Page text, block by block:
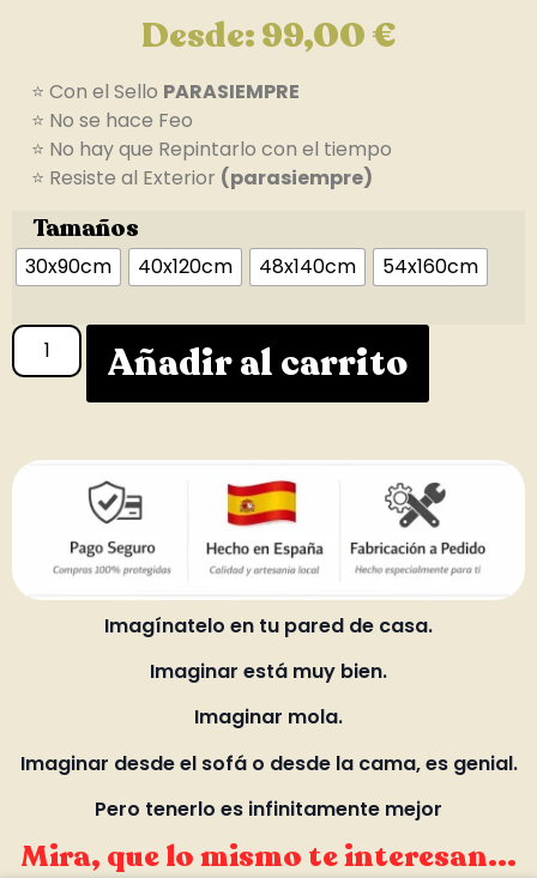
Desde:99,00€
⭐ Con el Sello PARASIEMPRE
⭐ No se hace Feo
⭐ No hay que Repintarlo con el tiempo
⭐ Resiste al Exterior (parasiempre)
Tamaños
30x90cm 40x120cm 48x140cm 54x160cm
Añadir al carrito
Imagínatelo en tu pared de casa.
Imaginar está muy bien.
Imaginar mola.
Imaginar desde el sofá o desde la cama, es genial.
Pero tenerlo es infinitamente mejor
Mira, que lo mismo te interesan...